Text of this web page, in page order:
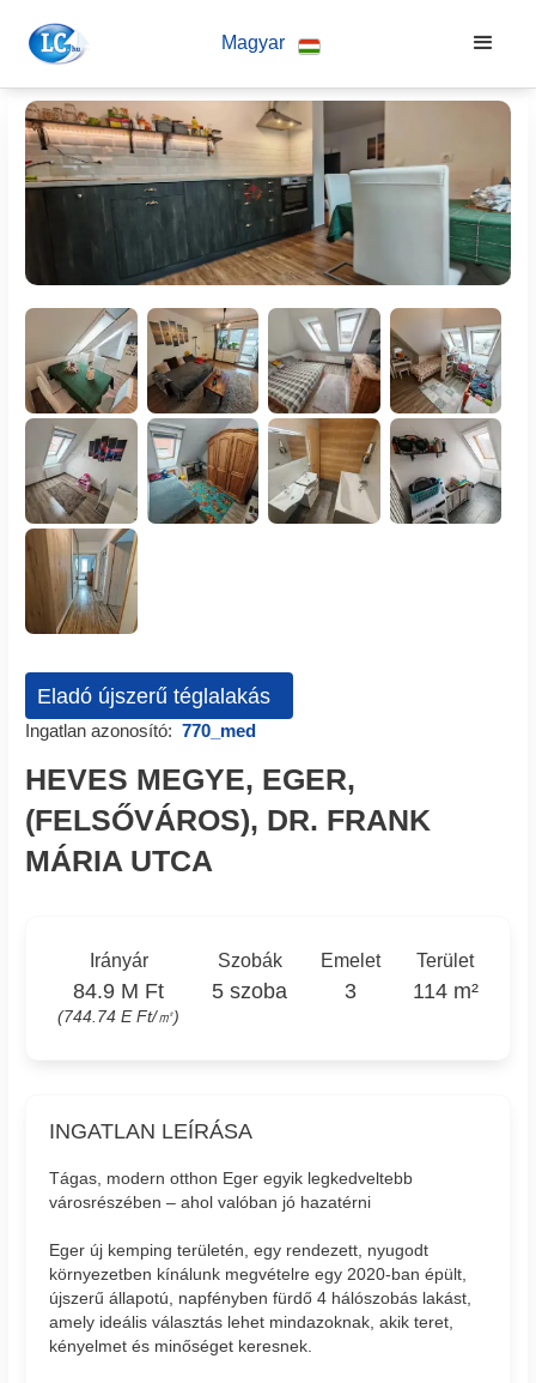
Magyar
Eladó újszerű téglalakás
Ingatlan azonosító: 770_med
HEVES MEGYE, EGER,
(FELSŐVÁROS), DR. FRANK
MÁRIA UTCA
Irányár
84.9 M Ft
(744.74 E Ft/㎡)
Szobák
5 szoba
Emelet
3
Terület
114 m²
INGATLAN LEÍRÁSA
Tágas, modern otthon Eger egyik legkedveltebb
városrészében – ahol valóban jó hazatérni
Eger új kemping területén, egy rendezett, nyugodt
környezetben kínálunk megvételre egy 2020-ban épült,
újszerű állapotú, napfényben fürdő 4 hálószobás lakást,
amely ideális választás lehet mindazoknak, akik teret,
kényelmet és minőséget keresnek.